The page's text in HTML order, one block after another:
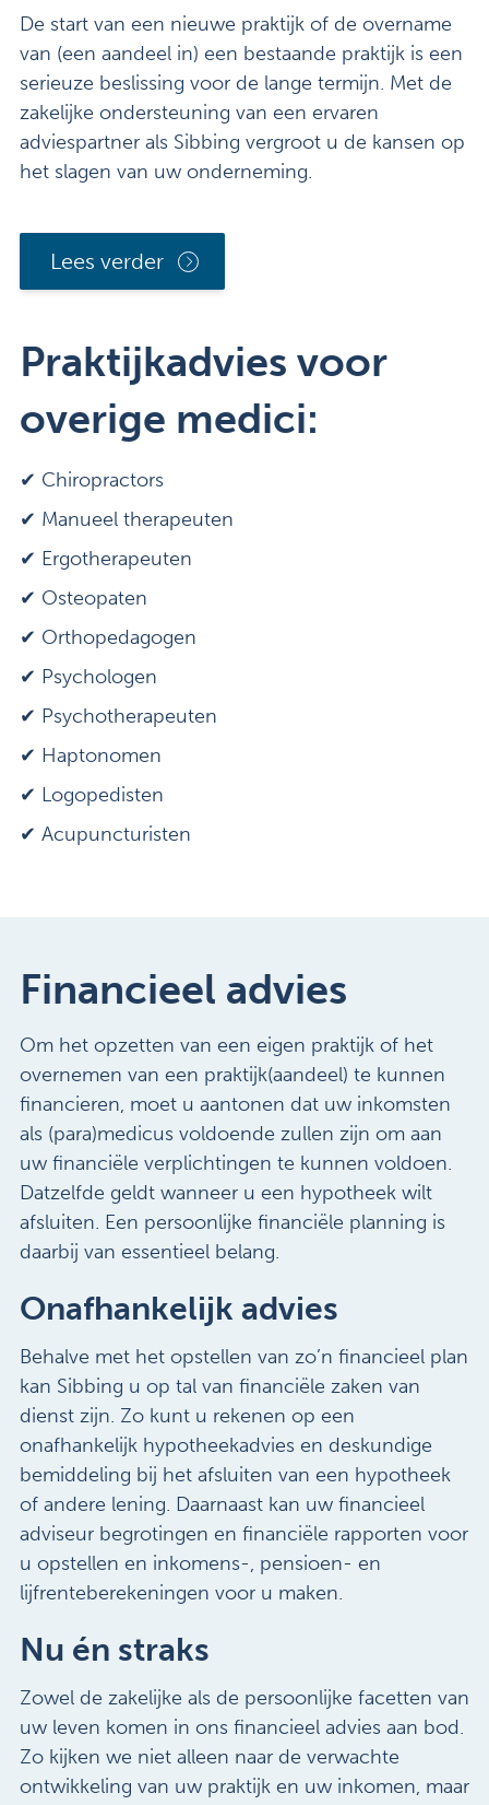
De start van een nieuwe praktijk of de overname
van (een aandeel in) een bestaande praktijk is een
serieuze beslissing voor de lange termijn. Met de
zakelijke ondersteuning van een ervaren
adviespartner als Sibbing vergroot u de kansen op
het slagen van uw onderneming.
Lees verder
Praktijkadvies voor
overige medici:
✔ Chiropractors
✔ Manueel therapeuten
✔ Ergotherapeuten
✔ Osteopaten
✔ Orthopedagogen
✔ Psychologen
✔ Psychotherapeuten
✔ Haptonomen
✔ Logopedisten
✔ Acupuncturisten
Financieel advies
Om het opzetten van een eigen praktijk of het
overnemen van een praktijk(aandeel) te kunnen
financieren, moet u aantonen dat uw inkomsten
als (para)medicus voldoende zullen zijn om aan
uw financiële verplichtingen te kunnen voldoen.
Datzelfde geldt wanneer u een hypotheek wilt
afsluiten. Een persoonlijke financiële planning is
daarbij van essentieel belang.
Onafhankelijk advies
Behalve met het opstellen van zo’n financieel plan
kan Sibbing u op tal van financiële zaken van
dienst zijn. Zo kunt u rekenen op een
onafhankelijk hypotheekadvies en deskundige
bemiddeling bij het afsluiten van een hypotheek
of andere lening. Daarnaast kan uw financieel
adviseur begrotingen en financiële rapporten voor
u opstellen en inkomens-, pensioen- en
lijfrenteberekeningen voor u maken.
Nu én straks
Zowel de zakelijke als de persoonlijke facetten van
uw leven komen in ons financieel advies aan bod.
Zo kijken we niet alleen naar de verwachte
ontwikkeling van uw praktijk en uw inkomen, maar